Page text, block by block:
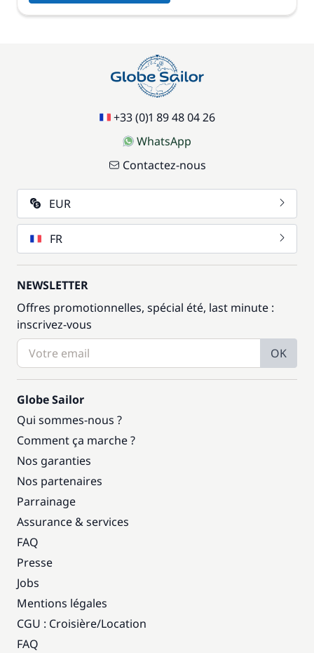
+33 (0)1 89 48 04 26
WhatsApp
Contactez-nous
EUR
FR
NEWSLETTER
Offres promotionnelles, spécial été, last minute :
inscrivez-vous
OK
Globe Sailor
Qui sommes-nous ?
Comment ça marche ?
Nos garanties
Nos partenaires
Parrainage
Assurance & services
FAQ
Presse
Jobs
Mentions légales
CGU : Croisière/Location
FAQ